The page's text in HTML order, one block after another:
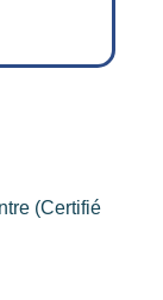
(Certifié